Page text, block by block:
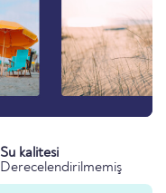
Su kalitesi
Derecelendirilmemiş